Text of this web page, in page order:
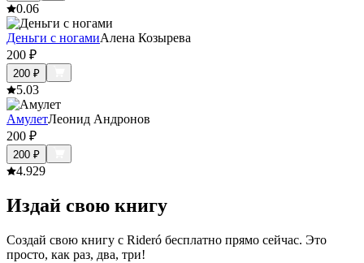
0.06
Деньги с ногамиАлена Козырева
200 ₽
200 ₽
5.03
АмулетЛеонид Андронов
200 ₽
200 ₽
4.929
Издай свою книгу
Создай свою книгу с Rideró бесплатно прямо сейчас. Это
просто, как раз, два, три!